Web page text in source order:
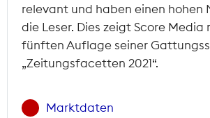
relevant und haben einen hohen
die Leser. Dies zeigt Score Media
fünften Auflage seiner
„Zeitungsfacetten 2021“.
Marktdaten